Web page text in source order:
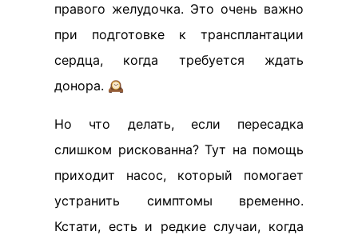
правого желудочка. Это очень важно
при подготовке к трансплантации
сердца, когда требуется ждать
донора. 🕰️
Но что делать, если пересадка
слишком рискованна? Тут на помощь
приходит насос, который помогает
устранить симптомы временно.
Кстати, есть и редкие случаи, когда